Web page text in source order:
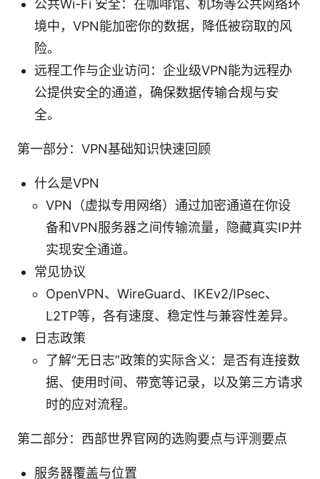
公共Wi-Fi 安全：在咖啡馆、机场等公共网络环
境中，VPN能加密你的数据，降低被窃取的风
险。
远程工作与企业访问：企业级VPN能为远程办
公提供安全的通道，确保数据传输合规与安
全。
第一部分：VPN基础知识快速回顾
什么是VPN
VPN（虚拟专用网络）通过加密通道在你设
备和VPN服务器之间传输流量，隐藏真实IP并
实现安全通道。
常见协议
OpenVPN、WireGuard、IKEv2/IPsec、
L2TP等，各有速度、稳定性与兼容性差异。
日志政策
了解“无日志”政策的实际含义：是否有连接数
据、使用时间、带宽等记录，以及第三方请求
时的应对流程。
第二部分：西部世界官网的选购要点与评测要点
服务器覆盖与位置